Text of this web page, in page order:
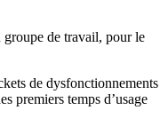
de travail, pour le
de dysfonctionnements
premiers temps d’usage